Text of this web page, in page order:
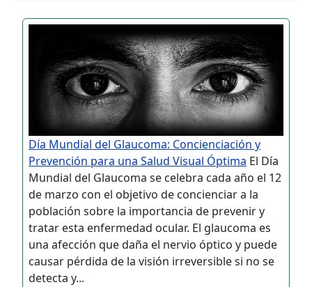
Día Mundial del Glaucoma: Concienciación y
Prevención para una Salud Visual Óptima El Día
Mundial del Glaucoma se celebra cada año el 12
de marzo con el objetivo de concienciar a la
población sobre la importancia de prevenir y
tratar esta enfermedad ocular. El glaucoma es
una afección que daña el nervio óptico y puede
causar pérdida de la visión irreversible si no se
detecta y...